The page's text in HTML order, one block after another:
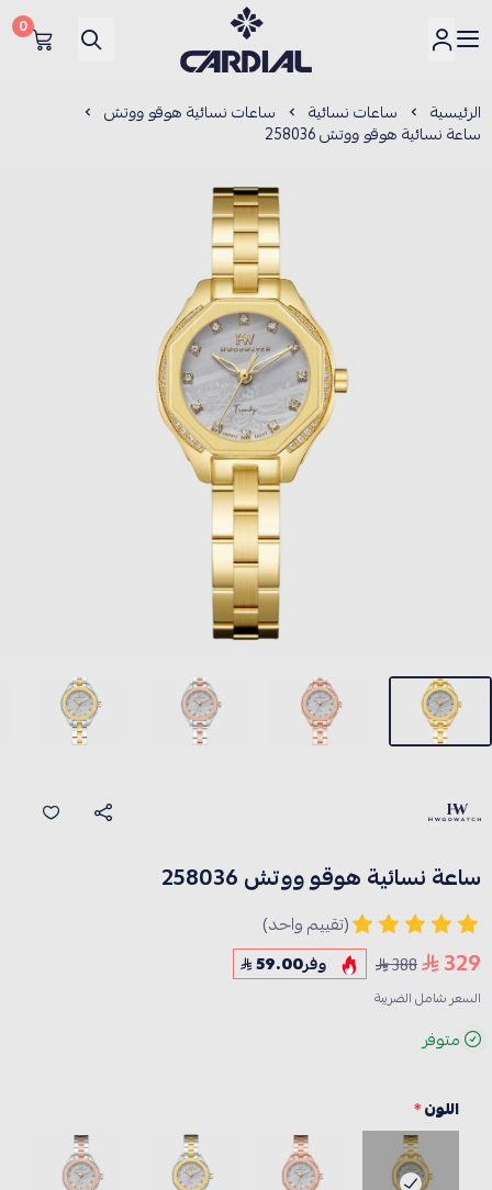
كارديــال
0
الرئيسية ساعات نسائية ساعات نسائية هوقو ووتش
ساعة نسائية هوقو ووتش 258036
ساعة نسائية هوقو ووتش 258036
(تقييم واحد)
329
388 وفر59.00
السعر شامل الضريبة
متوفر
اللون*